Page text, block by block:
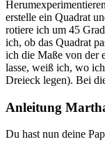
erstelle ein Quadrat
rotiere ich um 45
ich, ob das Quadrat
ich die Maße von der
lasse, weiß ich, wo
Dreieck legen). Bei
Anleitung
Du hast nun deine